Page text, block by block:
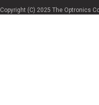
Copyright (C) 2025 The Optronics